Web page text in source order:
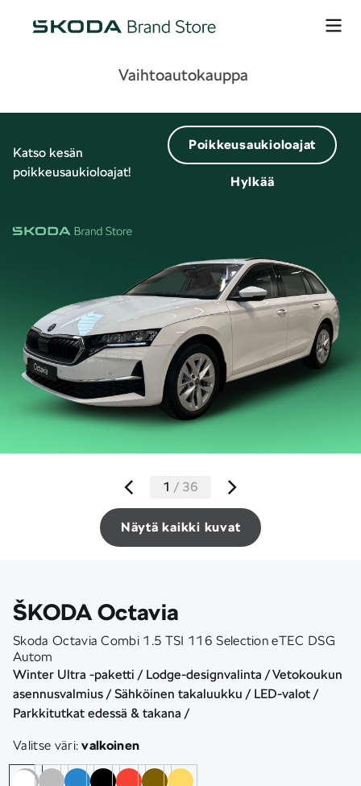
Vaihtoautokauppa
Katso kesän
poikkeusaukioloajat!
Poikkeusaukioloajat
Hylkää
Näytä kaikki kuvat
1 / 36
ŠKODA Octavia
Skoda Octavia Combi 1.5 TSI 116 Selection eTEC DSG
Autom
Winter Ultra -paketti / Lodge-designvalinta / Vetokoukun
asennusvalmius / Sähköinen takaluukku / LED-valot /
Parkkitutkat edessä & takana /
Valitse väri:valkoinen